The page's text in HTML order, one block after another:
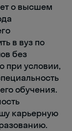
о высшем
в вуз по
без
при условии,
обучения.
карьерную